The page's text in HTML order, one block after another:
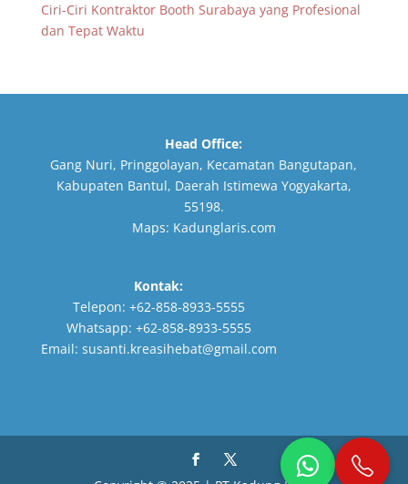
Ciri-Ciri Kontraktor Booth Surabaya yang Profesional
dan Tepat Waktu
Head Office:
Gang Nuri, Pringgolayan, Kecamatan Bangutapan,
Kabupaten Bantul, Daerah Istimewa Yogyakarta,
55198.
Maps: Kadunglaris.com
Kontak:
Telepon: +62-858-8933-5555
Whatsapp: +62-858-8933-5555
Email: susanti.kreasihebat@gmail.com